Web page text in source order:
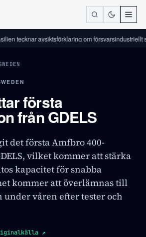
avsiktsförklaring om försvarsindustriellt
första
från GDELS
det första Amfbro 400-
vilket kommer att stärka
kapacitet för snabba
kommer att överlämnas till
under våren efter tester och
↗